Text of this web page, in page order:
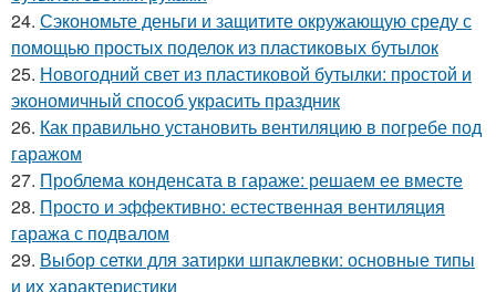
24. Сэкономьте деньги и защитите окружающую среду с
помощью простых поделок из пластиковых бутылок
25. Новогодний свет из пластиковой бутылки: простой и
экономичный способ украсить праздник
26. Как правильно установить вентиляцию в погребе под
гаражом
27. Проблема конденсата в гараже: решаем ее вместе
28. Просто и эффективно: естественная вентиляция
гаража с подвалом
29. Выбор сетки для затирки шпаклевки: основные типы
и их характеристики